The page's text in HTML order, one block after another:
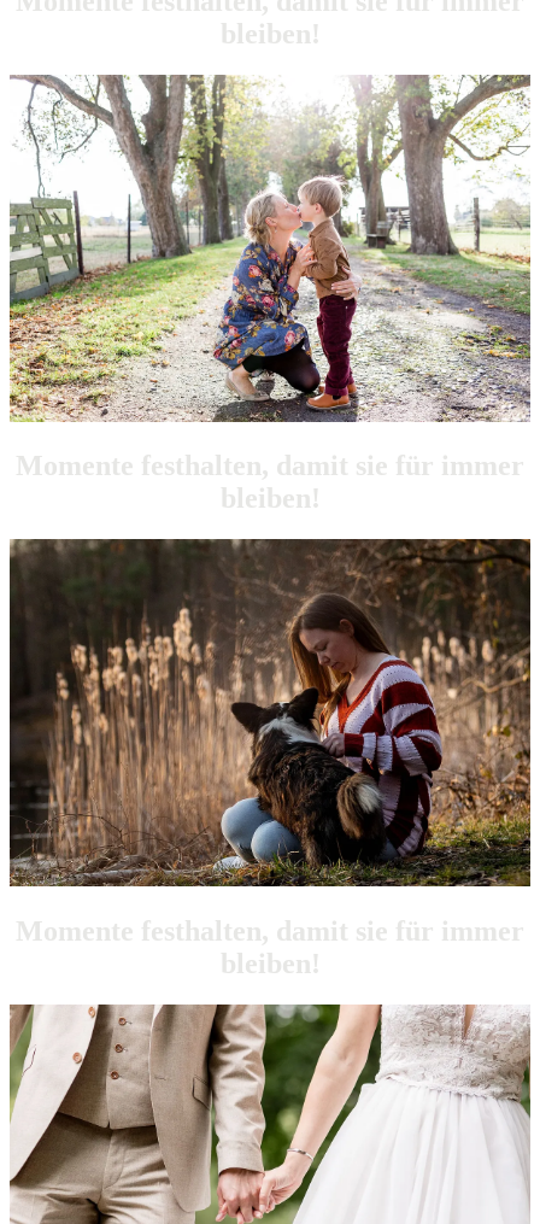
bleiben!
Momente festhalten, damit sie für immer
bleiben!
Momente festhalten, damit sie für immer
bleiben!